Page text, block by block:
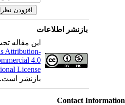
بازنشر اطلاعات
این مقاله
Attribution-
4.0
License
بازنشر است.
Contact